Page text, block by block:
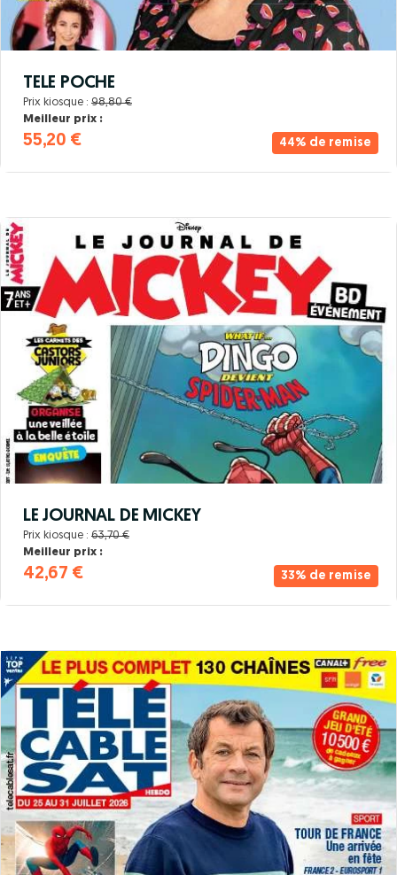
44% de remise
TELE POCHE
Prix kiosque : 98,80 €
Meilleur prix :
55,20 €
33% de remise
LE JOURNAL DE MICKEY
Prix kiosque : 63,70 €
Meilleur prix :
42,67 €